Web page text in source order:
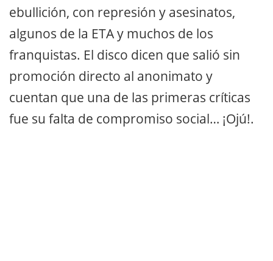
ebullición, con represión y asesinatos,
algunos de la ETA y muchos de los
franquistas. El disco dicen que salió sin
promoción directo al anonimato y
cuentan que una de las primeras críticas
fue su falta de compromiso social… ¡Ojú!.